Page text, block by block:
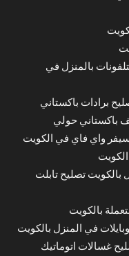
بالمنزل في
باكستاني حولي
واي فاي في الكويت
بالكويت تصليح تابلت
بالكويت
في المنزل بالكويت
غسالات اتوماتيك